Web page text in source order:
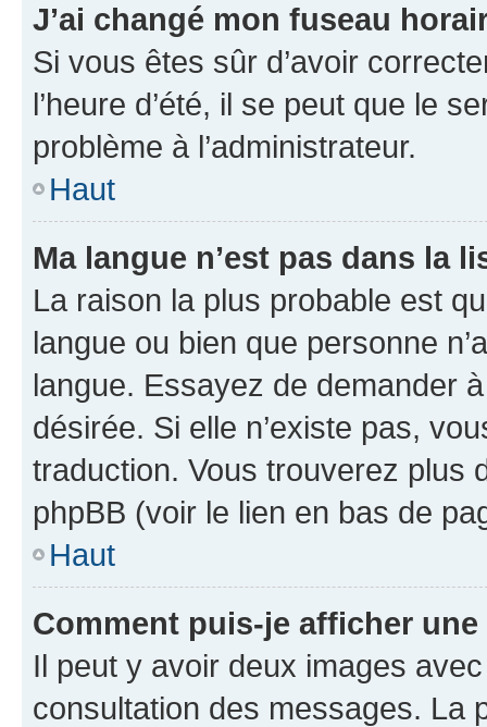
J’ai changé mon fuseau
Si vous êtes sûr d’avoir
l’heure d’été, il se peut que le
problème à l’administrateur.
Haut
Ma langue n’est pas dans la
La raison la plus probable est
langue ou bien que personne
langue. Essayez de demander
désirée. Si elle n’existe pas,
traduction. Vous trouverez plus
phpBB (voir le lien en bas de
Haut
Comment puis-je afficher
Il peut y avoir deux images
consultation des messages. La